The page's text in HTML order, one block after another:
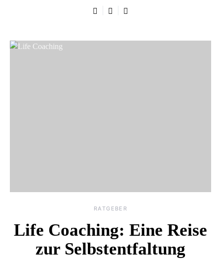
RATGEBER
Life Coaching: Eine Reise
zur Selbstentfaltung